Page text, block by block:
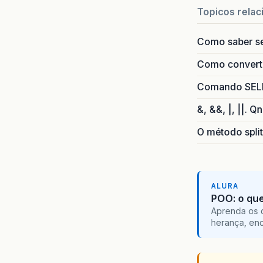
Topicos
Como saber
Como
Comando
&, &&, |, ||.
O método split
ALURA
POO: o
Aprenda os
herança,